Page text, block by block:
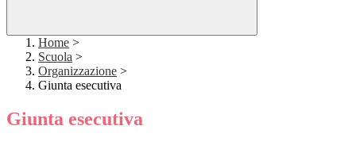
Home >
Scuola >
Organizzazione >
Giunta esecutiva
Giunta esecutiva